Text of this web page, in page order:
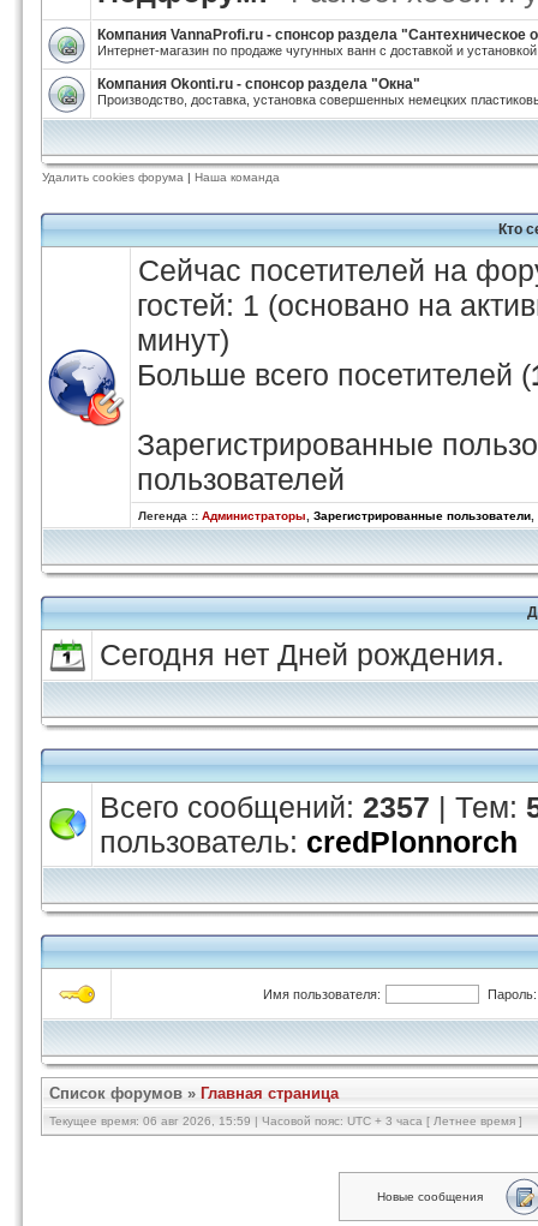
Компания VannaProfi.ru - спонсор раздела "Сантехническое
Интернет-магазин по продаже чугунных ванн с доставкой и
Компания Okonti.ru - спонсор раздела "Окна"
Производство, доставка, установка совершенных немецких
Удалить cookies форума | Наша команда
Кто
Сейчас посетителей на
гостей: 1 (основано на
минут)
Больше всего посетителей (
Зарегистрированные
пользователей
Легенда :: Администраторы Зарегистрированные пользователи
Сегодня нет Дней рождения.
Всего сообщений: 2357 | Тем:
пользователь: credPlonnorch
Имя пользователя: Пароль:
Список форумов » Главная страница
Текущее время: 06 авг 2026, 15:59 | Часовой пояс: UTC + 3 часа [ Летнее время ]
Новые сообщения